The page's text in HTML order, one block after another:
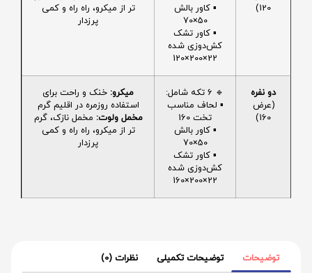
120)
▪️ کاور بالش
50×70
▪️ کاور تشک
کش‌دوزی شده
22×200×120
تر از میکرو، راه راه و کمی
پرزدار
دو نفره
(عرض
160)
🔹 6 تکه شامل:
▪️ لحاف مناسب
تخت 160
▪️ کاور بالش
50×70
▪️ کاور تشک
کش‌دوزی شده
22×200×160
میکرو: خنک و راحت برای
استفاده روزمره در اقلیم گرم
مخمل ولوت: مخمل نازک، گرم
تر از میکرو، راه راه و کمی
پرزدار
توضیحات توضیحات تکمیلی نظرات (0)